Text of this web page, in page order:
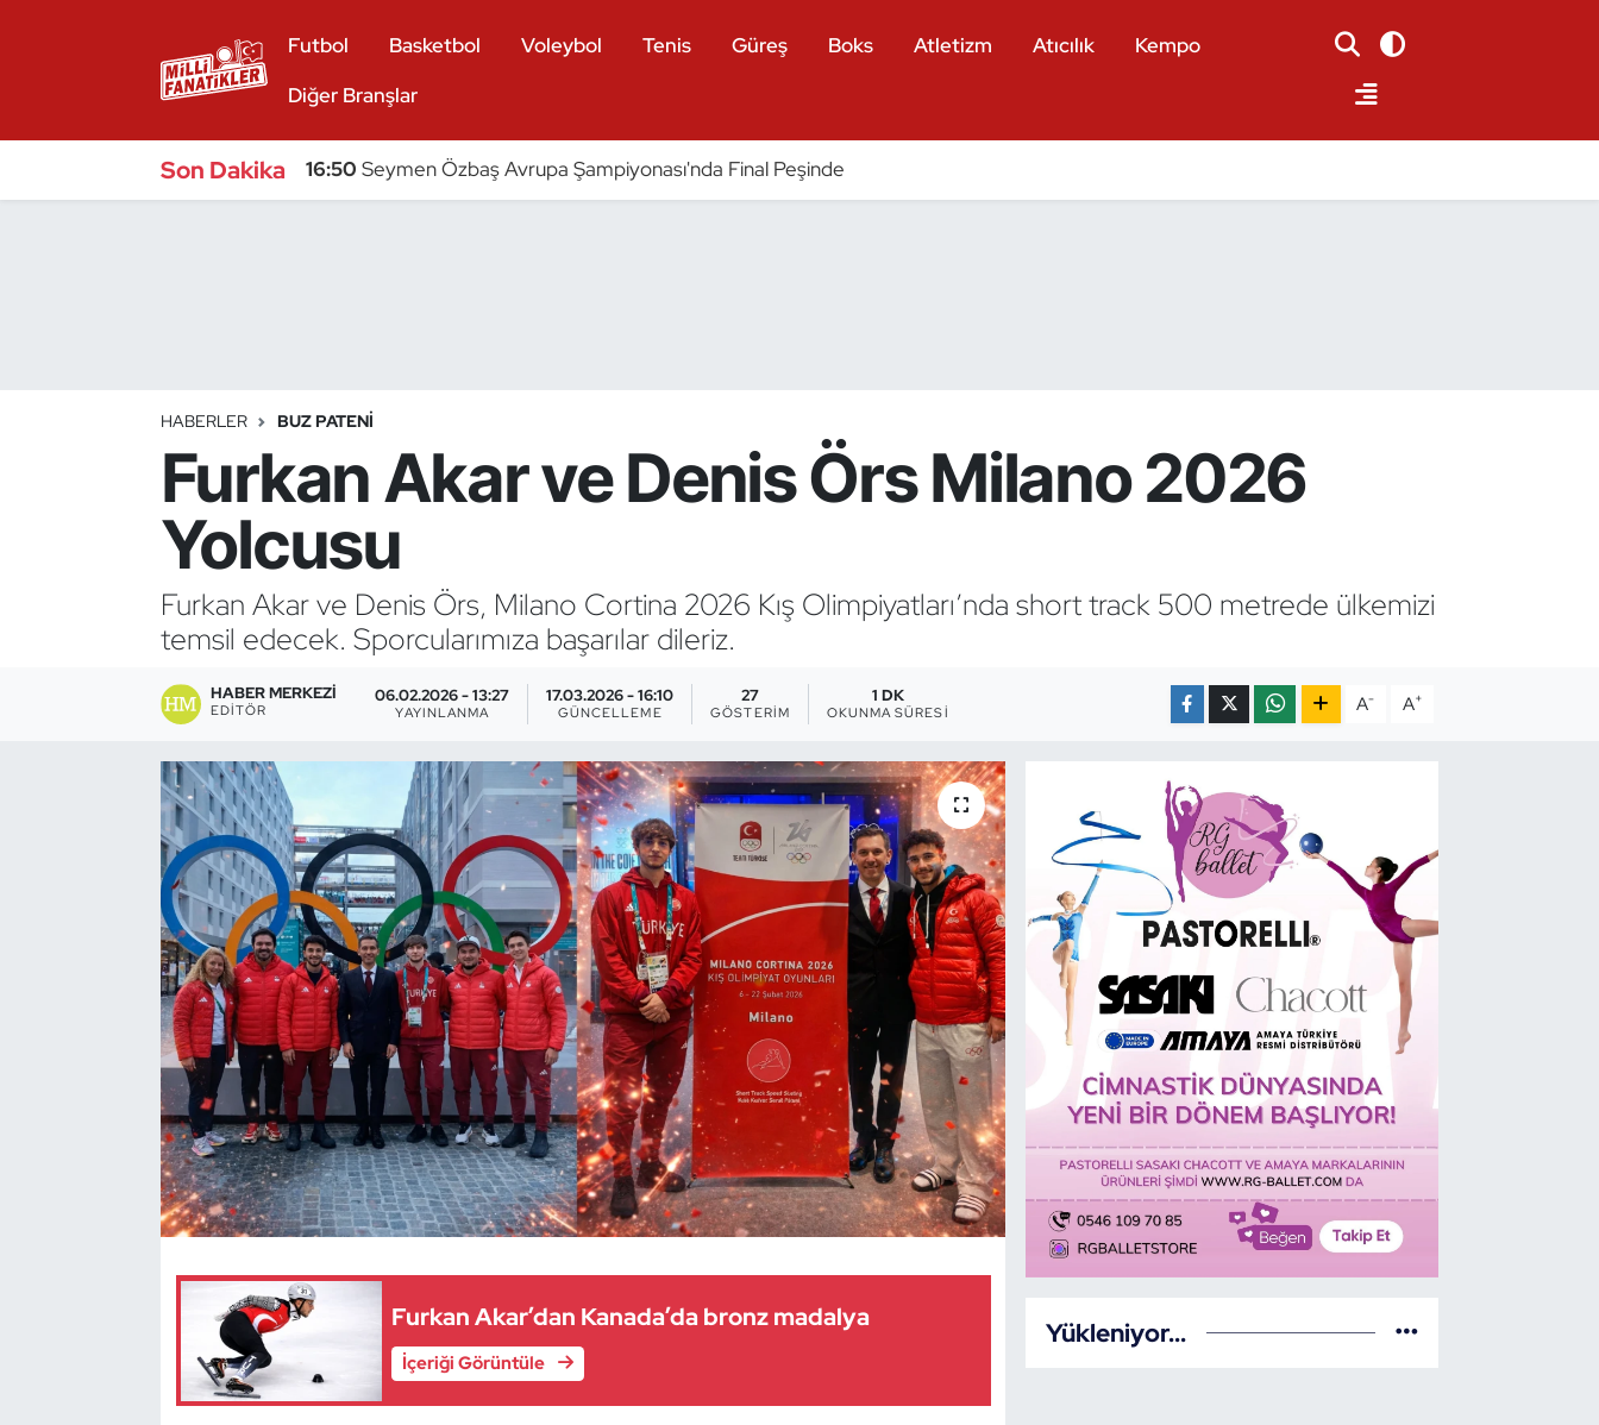
Futbol Basketbol Voleybol Tenis Güreş Boks Atletizm Atıcılık
Kempo
Diğer Branşlar
Son Dakika 16:50 Seymen Özbaş Avrupa Şampiyonası'nda Final Peşinde
HABERLER BUZ PATENI
Furkan Akar ve Denis Örs Milano 2026
Yolcusu
Furkan Akar ve Denis Örs, Milano Cortina 2026 Kış Olimpiyatları’nda short track 500 metrede ülkemizi
temsil edecek. Sporcularımıza başarılar dileriz.
HABER MERKEZI
EDITÖR
06.02.2026 - 13:27
YAYINLANMA
17.03.2026 - 16:10
GÜNCELLEME
27
GÖSTERIM
1 DK
OKUNMA SÜRESI A- A+
Furkan Akar’dan Kanada’da bronz madalya
İçeriği Görüntüle
Yükleniyor...
Bocce Bowling Dart
Buz Hokeyi
Buz Pateni
Çim Hokeyi
Cimnastik
Dans Sporları
Dövüş Sanatı